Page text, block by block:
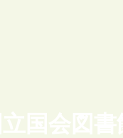
国会図